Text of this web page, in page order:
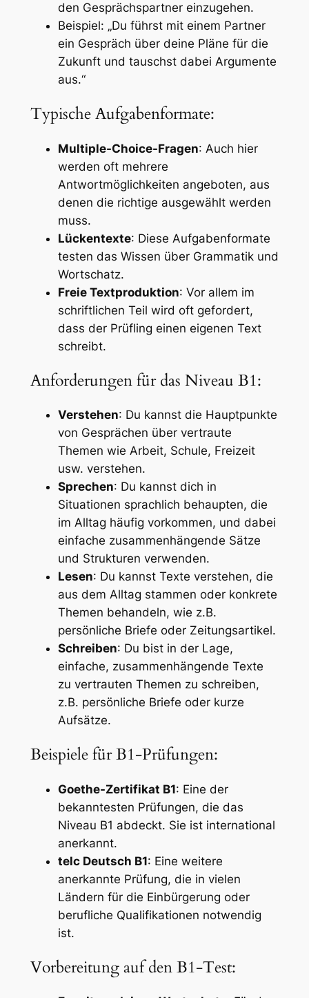
den Gesprächspartner einzugehen.
Beispiel: „Du führst mit einem Partner
ein Gespräch über deine Pläne für die
Zukunft und tauschst dabei Argumente
aus.“
Typische Aufgabenformate:
Multiple-Choice-Fragen: Auch hier
werden oft mehrere
Antwortmöglichkeiten angeboten, aus
denen die richtige ausgewählt werden
muss.
Lückentexte: Diese Aufgabenformate
testen das Wissen über Grammatik und
Wortschatz.
Freie Textproduktion: Vor allem im
schriftlichen Teil wird oft gefordert,
dass der Prüfling einen eigenen Text
schreibt.
Anforderungen für das Niveau B1:
Verstehen: Du kannst die Hauptpunkte
von Gesprächen über vertraute
Themen wie Arbeit, Schule, Freizeit
usw. verstehen.
Sprechen: Du kannst dich in
Situationen sprachlich behaupten, die
im Alltag häufig vorkommen, und dabei
einfache zusammenhängende Sätze
und Strukturen verwenden.
Lesen: Du kannst Texte verstehen, die
aus dem Alltag stammen oder konkrete
Themen behandeln, wie z.B.
persönliche Briefe oder Zeitungsartikel.
Schreiben: Du bist in der Lage,
einfache, zusammenhängende Texte
zu vertrauten Themen zu schreiben,
z.B. persönliche Briefe oder kurze
Aufsätze.
Beispiele für B1-Prüfungen:
Goethe-Zertifikat B1: Eine der
bekanntesten Prüfungen, die das
Niveau B1 abdeckt. Sie ist international
anerkannt.
telc Deutsch B1: Eine weitere
anerkannte Prüfung, die in vielen
Ländern für die Einbürgerung oder
berufliche Qualifikationen notwendig
ist.
Vorbereitung auf den B1-Test: